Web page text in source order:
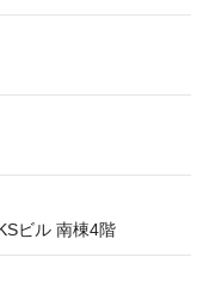
ビル 南棟4階